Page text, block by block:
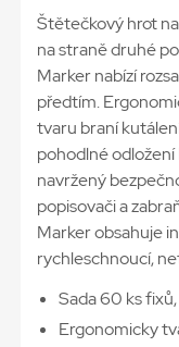
Štětečkový hrot
na straně druhé
Marker nabízí
předtím.
tvaru braní
pohodlné
navržený
popisovači a
Marker obsahuje
rychleschnoucí,
Sada 60 ks
Ergonomicky